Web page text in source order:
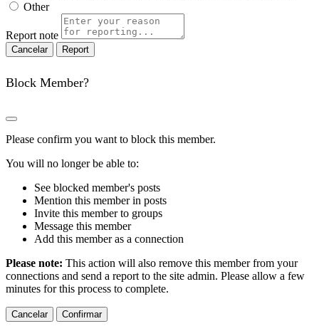
Other
Report note
Report
Block Member?
Please confirm you want to block this member.
You will no longer be able to:
See blocked member's posts
Mention this member in posts
Invite this member to groups
Message this member
Add this member as a connection
Please note: This action will also remove this member from your
connections and send a report to the site admin. Please allow a few
minutes for this process to complete.
Confirmar